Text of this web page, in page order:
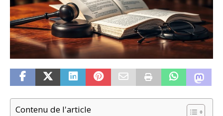
Contenu de l'article